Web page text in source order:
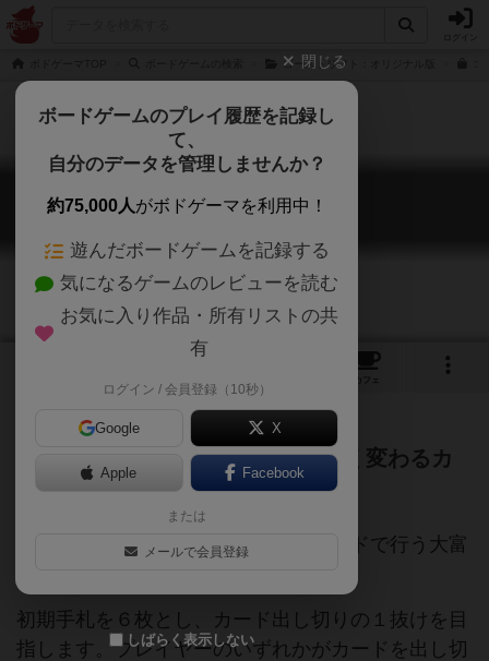
ゴーストリフト：オリジナル版
ゴーストリフト
Ghost Lift
カフェ
上がったり下がったりめまぐるしく変わるカ
ードの強さに翻弄される
１～１０が６枚ずつ、計６０枚のカードで行う大富
初期手札を６枚とし、カード出し切りの１抜けを目
指します。プレイヤーのいずれかがカードを出し切
閉じる
ボードゲームのプレイ履歴を記録し
て、
自分のデータを管理しませんか？
約75,000人がボドゲーマを利用中！
遊んだボードゲームを記録する
気になるゲームのレビューを読む
お気に入り作品・所有リストの共
有
ログイン / 会員登録（10秒）
Google X
Apple Facebook
または
メールで会員登録
しばらく表示しない